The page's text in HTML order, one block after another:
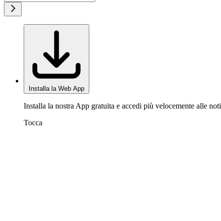
Installa la Web App
Installa la nostra App gratuita e accedi più velocemente alle
Tocca